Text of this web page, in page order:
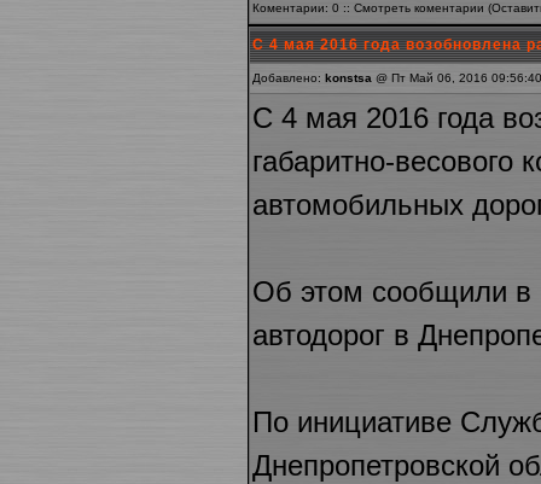
Коментарии: 0 :: Смотреть коментарии (
С 4 мая 2016 года возобновлена
Добавлено: konstsa @ Пт Май 06, 2016 09:56:40
С 4 мая 2016 года
габаритно-весового
автомобильных
Об этом сообщили
автодорог в
По инициативе
Днепропетровской